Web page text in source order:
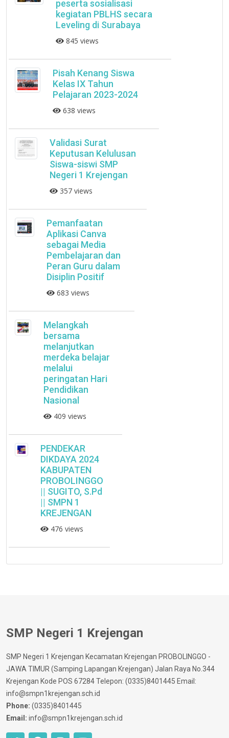
peserta sosialisasi
kegiatan PBLHS secara
Leveling di Surabaya
845 views
Pisah Kenang Siswa
Kelas IX Tahun
Pelajaran 2023-2024
638 views
Validasi Surat
Keputusan Kelulusan
Siswa-siswi SMP
Negeri 1 Krejengan
357 views
Pemanfaatan
Aplikasi Canva
sebagai Media
Pembelajaran dan
Peran Guru dalam
Disiplin Positif
683 views
Melangkah
bersama
melanjutkan
merdeka belajar
melalui
peringatan Hari
Pendidikan
Nasional
409 views
PENDEKAR
DIKDAYA 2024
KABUPATEN
PROBOLINGGO
|| SUGITO, S.Pd
|| SMPN 1
KREJENGAN
476 views
SMP Negeri 1 Krejengan
SMP Negeri 1 Krejengan Kecamatan Krejengan PROBOLINGGO -
JAWA TIMUR (Samping Lapangan Krejengan) Jalan Raya No.344
Krejengan Kode POS 67284 Telepon: (0335)8401445 Email:
info@smpn1krejengan.sch.id
Phone: (0335)8401445
Email: info@smpn1krejengan.sch.id